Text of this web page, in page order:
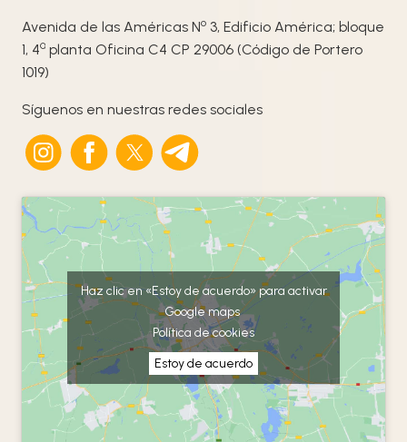
Avenida de las Américas No 3, Edificio América; bloque
1, 4ª planta Oficina C4 CP 29006 (Código de Portero
1019)
Síguenos en nuestras redes sociales
Haz clic en «Estoy de acuerdo» para activar
Google maps
Política de cookies
Estoy de acuerdo